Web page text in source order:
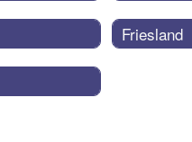
Friesland